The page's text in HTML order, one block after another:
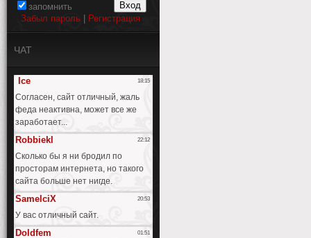
запомнить
Забыл пароль
Регистрация
ЧАТ